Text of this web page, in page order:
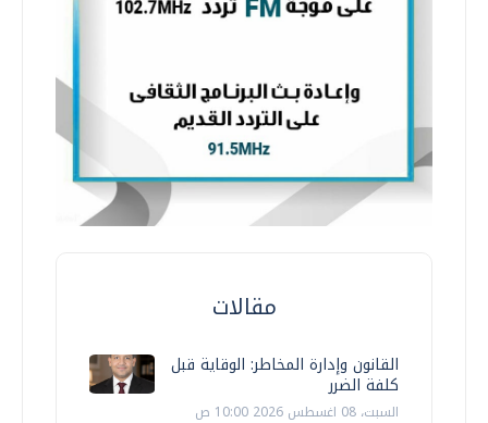
مقالات
القانون وإدارة المخاطر: الوقاية قبل
كلفة الضرر
السبت، 08 اغسطس 2026 10:00 ص